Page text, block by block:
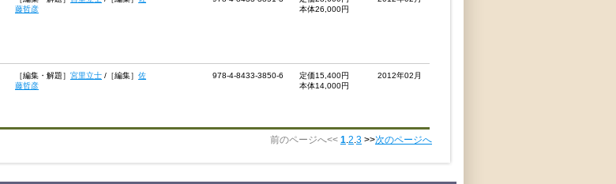
藤哲彦
本体26,000円
［編集・解題］ 宮里立士 / ［編集］ 佐
藤哲彦
978-4-8433-3850-6
定価15,400円
本体14,000円
2012年02月
前のページへ<< 1 2 3 >>次のページへ